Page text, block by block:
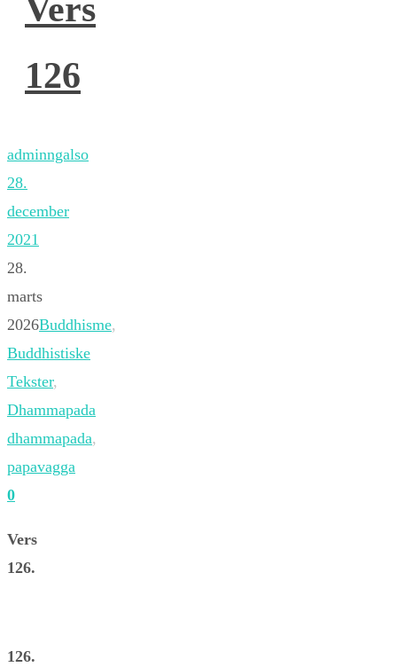
Vers
126
adminngalso
28.
december
2021
28.
marts
2026Buddhisme,
Buddhistiske
Tekster,
Dhammapada
dhammapada,
papavagga
0
Vers
126.
126.